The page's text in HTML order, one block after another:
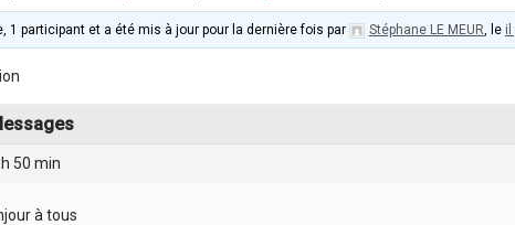
1 participant et a été mis à jour pour la dernière fois par Stéphane LE MEUR, le il
50 min
à tous